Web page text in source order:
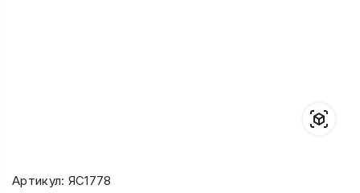
Артикул: ЯС1778